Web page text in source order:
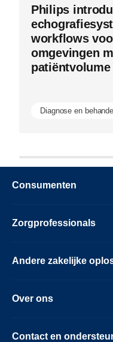
Philips
workflows
omgevingen
patiëntvolume
Diagnose en
Consumenten
Zorgprofessionals
Andere zakelijke
Over ons
Contact en